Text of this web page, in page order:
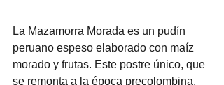
La Mazamorra Morada es un pudín
peruano espeso elaborado con maíz
morado y frutas. Este postre único, que
se remonta a la época precolombina,